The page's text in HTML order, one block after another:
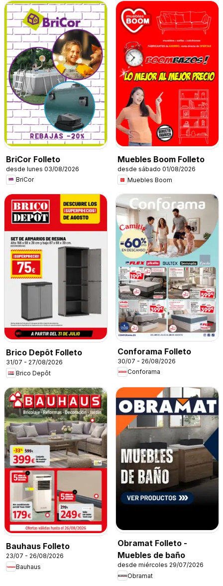
BriCor Folleto
desde lunes 03/08/2026
BriCor
Muebles Boom Folleto
desde sábado 01/08/2026
Muebles Boom
Brico Depôt Folleto
31/07 - 27/08/2026
Brico Depôt
Conforama Folleto
30/07 - 26/08/2026
Conforama
Bauhaus Folleto
23/07 - 26/08/2026
Bauhaus
Obramat Folleto -
Muebles de baño
desde miércoles 29/07/2026
Obramat